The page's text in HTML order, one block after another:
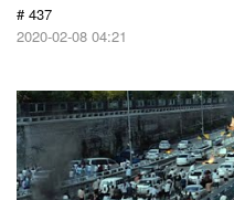
# 437
2020-02-08 04:21